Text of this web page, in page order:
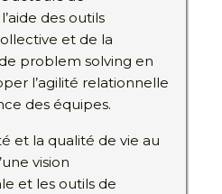
des outils
et de la
problem solving en
l’agilité relationnelle
des équipes.
et la qualité de vie au
vision
et les outils de